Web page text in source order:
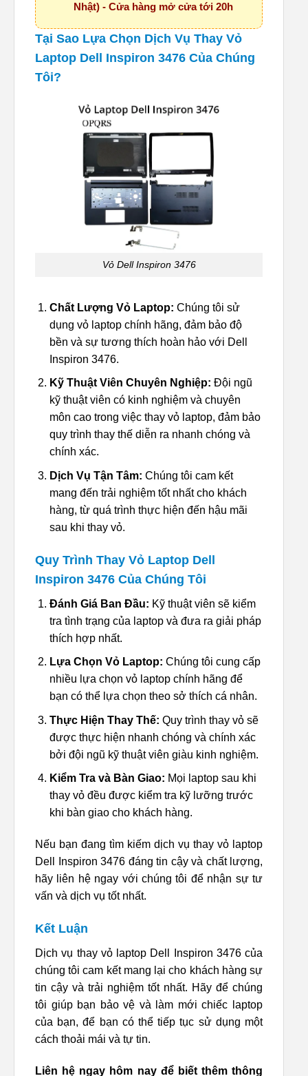
Nhật) - Cửa hàng mở cửa tới 20h
Tại Sao Lựa Chọn Dịch Vụ Thay Vỏ
Laptop Dell Inspiron 3476 Của Chúng
Tôi?
Vỏ Dell Inspiron 3476
Chất Lượng Vỏ Laptop: Chúng tôi sử
dụng vỏ laptop chính hãng, đảm bảo độ
bền và sự tương thích hoàn hảo với Dell
Inspiron 3476.
Kỹ Thuật Viên Chuyên Nghiệp: Đội ngũ
kỹ thuật viên có kinh nghiệm và chuyên
môn cao trong việc thay vỏ laptop, đảm bảo
quy trình thay thế diễn ra nhanh chóng và
chính xác.
Dịch Vụ Tận Tâm: Chúng tôi cam kết
mang đến trải nghiệm tốt nhất cho khách
hàng, từ quá trình thực hiện đến hậu mãi
sau khi thay vỏ.
Quy Trình Thay Vỏ Laptop Dell
Inspiron 3476 Của Chúng Tôi
Đánh Giá Ban Đầu: Kỹ thuật viên sẽ kiểm
tra tình trạng của laptop và đưa ra giải pháp
thích hợp nhất.
Lựa Chọn Vỏ Laptop: Chúng tôi cung cấp
nhiều lựa chọn vỏ laptop chính hãng để
bạn có thể lựa chọn theo sở thích cá nhân.
Thực Hiện Thay Thế: Quy trình thay vỏ sẽ
được thực hiện nhanh chóng và chính xác
bởi đội ngũ kỹ thuật viên giàu kinh nghiệm.
Kiểm Tra và Bàn Giao: Mọi laptop sau khi
thay vỏ đều được kiểm tra kỹ lưỡng trước
khi bàn giao cho khách hàng.
Nếu bạn đang tìm kiếm dịch vụ thay vỏ laptop
Dell Inspiron 3476 đáng tin cậy và chất lượng,
hãy liên hệ ngay với chúng tôi để nhận sự tư
vấn và dịch vụ tốt nhất.
Kết Luận
Dịch vụ thay vỏ laptop Dell Inspiron 3476 của
chúng tôi cam kết mang lại cho khách hàng sự
tin cậy và trải nghiệm tốt nhất. Hãy để chúng
tôi giúp bạn bảo vệ và làm mới chiếc laptop
của bạn, để bạn có thể tiếp tục sử dụng một
cách thoải mái và tự tin.
Liên hệ ngay hôm nay để biết thêm thông